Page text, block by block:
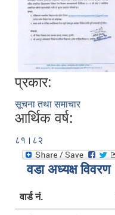
प्रकार:
सूचना तथा समाचार
आर्थिक वर्ष:
८१।८२
वडा अध्यक्ष विवरण
वार्ड नं.